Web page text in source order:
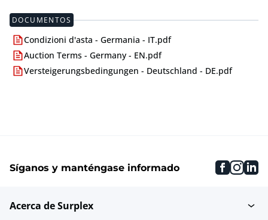
DOCUMENTOS
Condizioni d'asta - Germania - IT.pdf
Auction Terms - Germany - EN.pdf
Versteigerungsbedingungen - Deutschland - DE.pdf
Síganos y manténgase informado
Acerca de Surplex